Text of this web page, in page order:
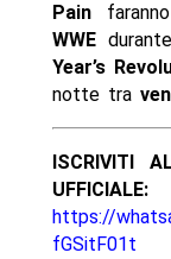
Pain
WWE
Year’s
notte tra
ISCRIVITI
UFFICIALE:
https://
fGSitF01t